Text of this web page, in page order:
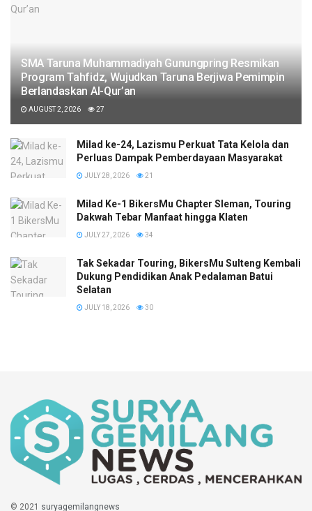
SMA Taruna Muhammadiyah Gunungpring Resmikan
Program Tahfidz, Wujudkan Taruna Berjiwa Pemimpin
Berlandaskan Al-Qur’an
AUGUST 2, 2026 27
Milad ke-24, Lazismu Perkuat Tata Kelola dan
Perluas Dampak Pemberdayaan Masyarakat
JULY 28, 2026 21
Milad Ke-1 BikersMu Chapter Sleman, Touring
Dakwah Tebar Manfaat hingga Klaten
JULY 27, 2026 34
Tak Sekadar Touring, BikersMu Sulteng Kembali
Dukung Pendidikan Anak Pedalaman Batui
Selatan
JULY 18, 2026 30
© 2021 suryagemilangnews